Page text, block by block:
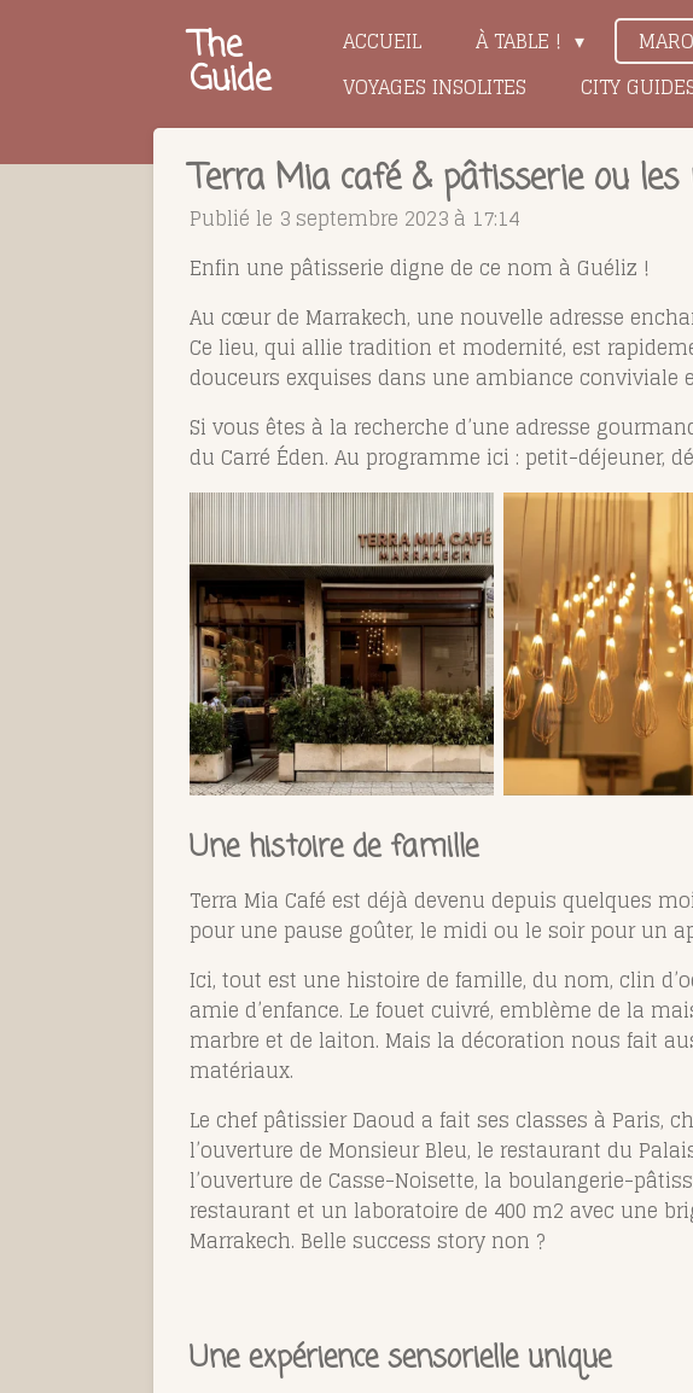
The
Guide
ACCUEIL À TABLE !
VOYAGES INSOLITES
CITY
Terra Mia café & pâtisserie ou
Publié le 3 septembre 2023 à 17:14
Enfin une pâtisserie digne de ce nom à Guéliz !
Au cœur de Marrakech, une nouvelle adresse
Ce lieu, qui allie tradition et modernité, est
douceurs exquises dans une ambiance conviviale
Si vous êtes à la recherche d’une adresse
du Carré Éden. Au programme ici : petit-déjeuner,
Une histoire de famille
Terra Mia Café est déjà devenu depuis quelques
pour une pause goûter, le midi ou le soir pour un
Ici, tout est une histoire de famille, du nom, clin
amie d’enfance. Le fouet cuivré, emblème de la
marbre et de laiton. Mais la décoration nous fait
matériaux.
Le chef pâtissierDaoud a fait ses classes à Paris,
l’ouverture de Monsieur Bleu, le restaurant du
l’ouverture de Casse-Noisette, la boulangerie-
restaurant et un laboratoire de 400 m2 avec une
Marrakech. Belle success story non ?
Une expérience sensorielle unique